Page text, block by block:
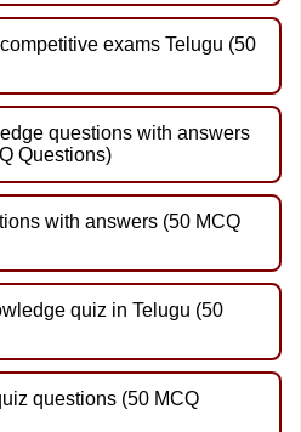
exams Telugu (50
questions with answers
Questions)
with answers (50 MCQ
quiz in Telugu (50
questions (50 MCQ